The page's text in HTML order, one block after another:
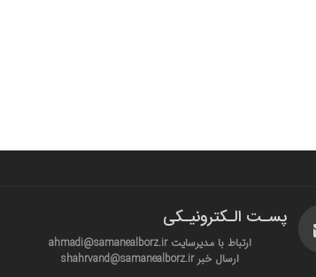
پسـت الـکترونیـکی
ارتباط با مدیرسایت ahmadi@samanealborz.ir
ارسال خبر shahrvand@samanealborz.ir